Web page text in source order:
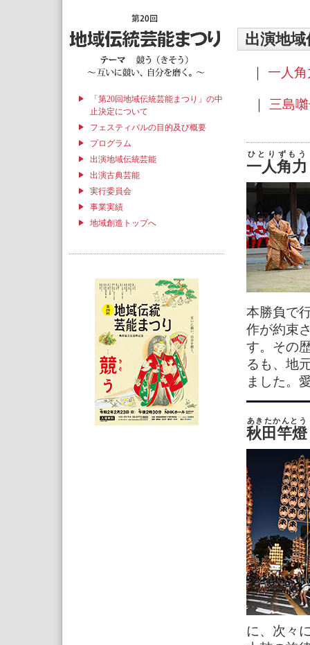
「第20回地域伝統芸能まつり」の中
止決定について
フェスティバルの目的及び概要
プログラム
出演地域伝統芸能
出演古典芸能
実行委員会
事業実績
地域創造トップへ
出演地
一人
三島
一人角力
ひとりずもう
本勝負で
作が約束
す。その
るも、地
ました。
秋田竿燈
あきたかんとう
に、次々